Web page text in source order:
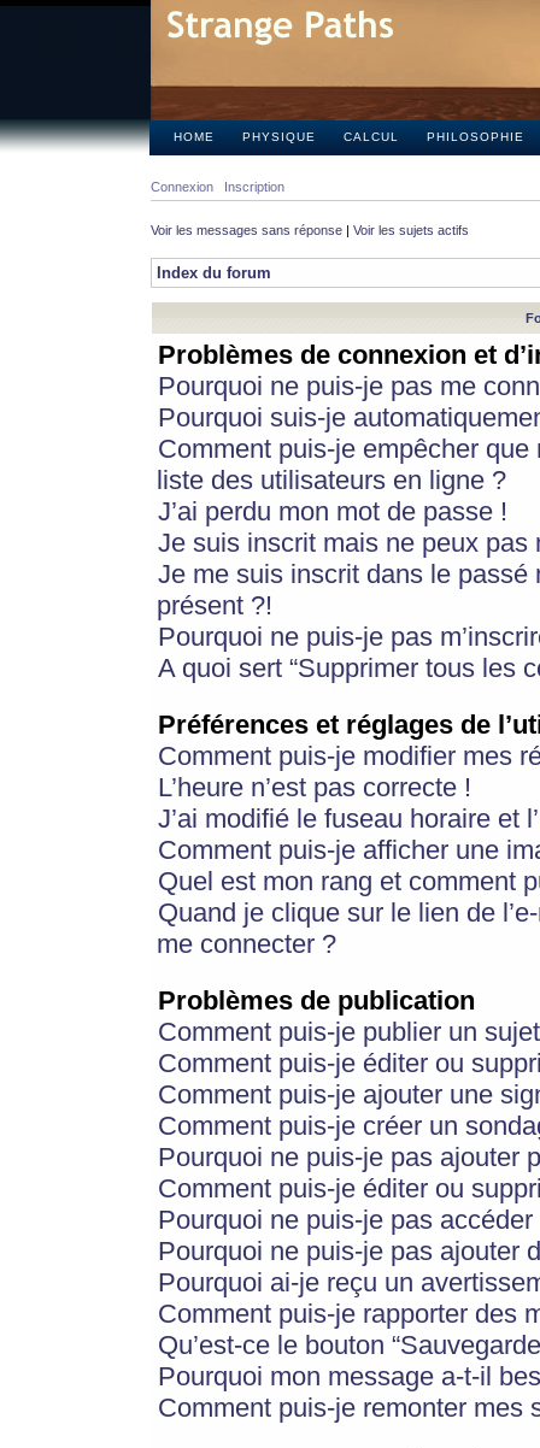
HOME PHYSIQUE CALCUL PHILOSOPHIE
Connexion Inscription
Voir les messages sans réponse | Voir les sujets actifs
Index du forum
Problèmes de connexion et
Pourquoi ne puis-je pas me
Pourquoi suis-je
Comment puis-je empêcher
liste des utilisateurs en ligne ?
J’ai perdu mon mot de passe !
Je suis inscrit mais ne peux pas
Je me suis inscrit dans le
présent ?!
Pourquoi ne puis-je pas
A quoi sert “Supprimer tous les
Préférences et réglages de
Comment puis-je modifier mes
L’heure n’est pas correcte !
J’ai modifié le fuseau horaire et
Comment puis-je afficher une
Quel est mon rang et comment
Quand je clique sur le lien de
me connecter ?
Problèmes de publication
Comment puis-je publier un
Comment puis-je éditer ou
Comment puis-je ajouter une
Comment puis-je créer un
Pourquoi ne puis-je pas ajouter
Comment puis-je éditer ou
Pourquoi ne puis-je pas
Pourquoi ne puis-je pas ajouter
Pourquoi ai-je reçu un
Comment puis-je rapporter des
Qu’est-ce le bouton
Pourquoi mon message a-t-il
Comment puis-je remonter mes